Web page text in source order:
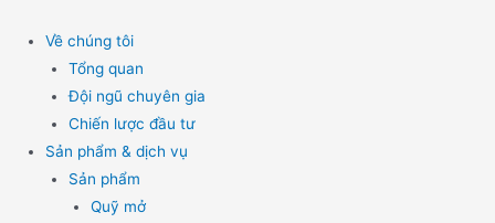
content
Về chúng tôi
Tổng quan
Đội ngũ chuyên gia
Chiến lược đầu tư
Sản phẩm & dịch vụ
Sản phẩm
Quỹ mở